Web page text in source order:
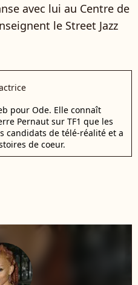
avec lui au Centre de
le Street Jazz
pour Ode. Elle connaît
Pernaut sur TF1 que les
candidats de télé-réalité et a
de coeur.